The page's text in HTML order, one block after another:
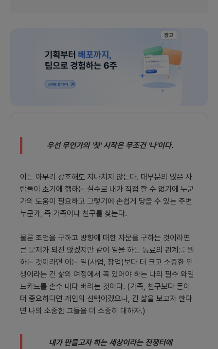
광고
우선 무언가의 '첫' 시작은 무조건 '나'이다.
이는 아무리 강조해도 지나치지 않는다. 대부분의 많은 사
람들이 초기에 행하는 실수로 내가 직접 할 수 없기에 누군
가의 도움이 필요하고 그렇기에 손쉽게 닿을 수 있는 주변
누군가, 즉 가족이나 친구를 찾는다.
물론 조언을 구하고 방향에 대한 자문을 구하는 것이라면
큰 문제가 되진 않겠지만 같이 일을 하는 동료의 관계를 원
하는 것이라면 이는 일(사업, 창업)보다 더 크고 소중한 인
생이라는 긴 삶의 여정에서 꼭 있어야 하는 나의 필수 와일
드카드를 손수 내다 버리는 것이다. (가족, 친구보다 돈이
더 중요하다면 개인의 선택이겠으나, 긴 삶을 보고자 한다
면 나의 소중한 그들을 더 소중히 대하자.)
내가 만들고자 하는 세상이라는 전쟁터에